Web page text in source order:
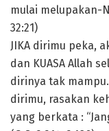
mulai melupakan-
32:21)
JIKA dirimu peka,
dan KUASA Allah
dirinya tak
dirimu, rasakan
yang berkata :